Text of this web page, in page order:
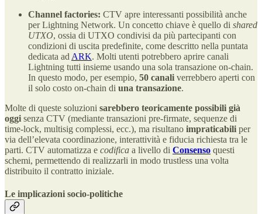
Channel factories: CTV apre interessanti possibilità anche
per Lightning Network. Un concetto chiave è quello di shared
UTXO, ossia di UTXO condivisi da più partecipanti con
condizioni di uscita predefinite, come descritto nella puntata
dedicata ad ARK. Molti utenti potrebbero aprire canali
Lightning tutti insieme usando una sola transazione on-chain​.
In questo modo, per esempio, 50 canali verrebbero aperti con
il solo costo on-chain di una transazione.
Molte di queste soluzioni sarebbero teoricamente possibili già
oggi senza CTV (mediante transazioni pre-firmate, sequenze di
time-lock, multisig complessi, ecc.), ma risultano impraticabili per
via dell’elevata coordinazione, interattività e fiducia richiesta tra le
parti​. CTV automatizza e codifica a livello di Consenso questi
schemi, permettendo di realizzarli in modo trustless una volta
distribuito il contratto iniziale​.
Le implicazioni socio-politiche